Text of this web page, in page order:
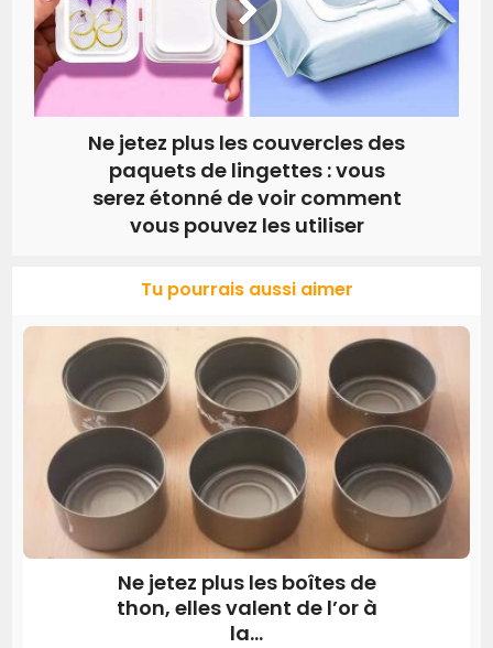
Ne jetez plus les couvercles des
paquets de lingettes : vous
serez étonné de voir comment
vous pouvez les utiliser
Tu pourrais aussi aimer
Ne jetez plus les boîtes de
thon, elles valent de l’or à
la...